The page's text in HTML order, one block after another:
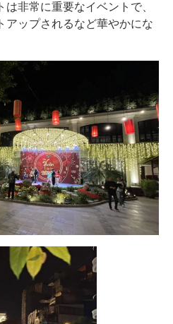
非常に重要なイベントで、
アップされるなど華やかにな